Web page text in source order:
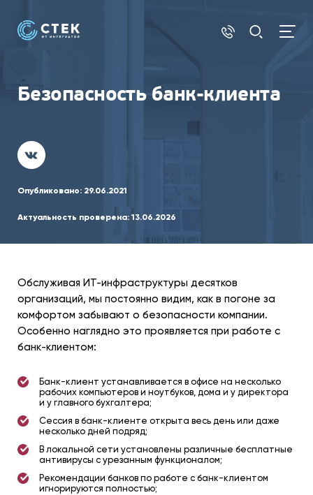
Безопасность банк-клиента
Опубликовано: 29.06.2021
Актуальность проверена: 13.06.2026
Обслуживая ИТ-инфраструктуры десятков
организаций, мы постоянно видим, как в погоне за
комфортом забывают о безопасности компании.
Особенно наглядно это проявляется при работе с
банк-клиентом:
Банк-клиент устанавливается в офисе на несколько
рабочих компьютеров и ноутбуков, дома и у директора
и у главного бухгалтера;
Сессия в банк-клиенте открыта весь день или даже
несколько дней подряд;
В локальной сети установлены различные бесплатные
антивирусы с урезанным функционалом;
Рекомендации банков по работе с банк-клиентом
игнорируются полностью;